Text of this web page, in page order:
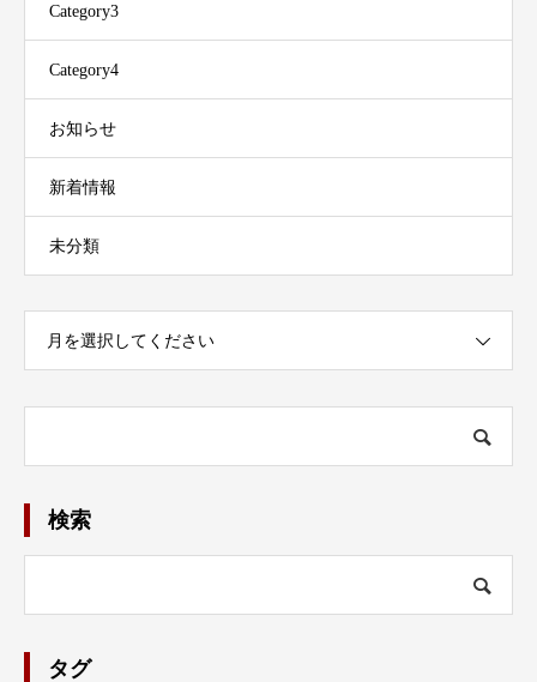
Category3
Category4
お知らせ
新着情報
未分類
月を選択してください
検索
タグ